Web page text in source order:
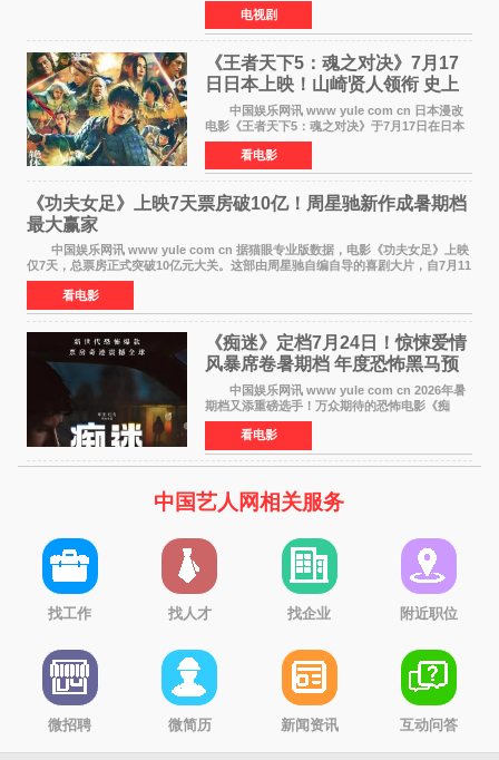
络平台播出，凭借精良制作和紧凑剧情收获不俗
口碑，此次上
电视剧
《王者天下5：魂之对决》7月17
日日本上映！山崎贤人领衔 史上
最大“函谷关防卫战”
中国娱乐网讯 www yule com cn 日本漫改
电影《王者天下5：魂之对决》于7月17日在日本
全国上映。这部由佐藤信介执导、山崎贤人主演
的历史动作片，改编自原泰久同名人气漫画，继
续讲述信和漂
看电影
《功夫女足》上映7天票房破10亿！周星驰新作成暑期档
最大赢家
中国娱乐网讯 www yule com cn 据猫眼专业版数据，电影《功夫女足》上映
仅7天，总票房正式突破10亿元大关。这部由周星驰自编自导的喜剧大片，自7月11
日公映以来便展现出惊人的市场统治力。
看电影
《痴迷》定档7月24日！惊悚爱情
风暴席卷暑期档 年度恐怖黑马预
中国娱乐网讯 www yule com cn 2026年暑
期档又添重磅选手！万众期待的恐怖电影《痴
迷》今日正式官宣定档，将于7月24日登陆内地各
大院线。这部被业内专家誉为新世代爆款恐怖电
影的作品，将为
看电影
中国艺人网相关服务
找工作 找人才 找企业 附近职位
微招聘 微简历 新闻资讯 互动问答